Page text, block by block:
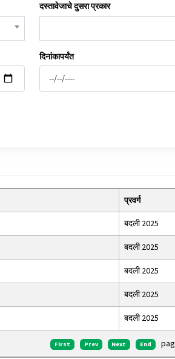
दस्तावेजाचे दुसरा प्रकार
दिनांकापर्यंत
प्रवर्ग
बदली 2025
बदली 2025
बदली 2025
बदली 2025
बदली 2025
First Prev Next End